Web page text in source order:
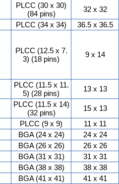
PLCC (30 x 30)
(84 pins)
32 x 32
PLCC (34 x 34) 36.5 x 36.5
PLCC (12.5 x 7.
3) (18 pins)
9 x 14
PLCC (11.5 x 11.
5) (28 pins)
13 x 13
PLCC (11.5 x 14)
(32 pins)
15 x 13
PLCC (9 x 9)
11 x 11
BGA (24 x 24)
24 x 24
BGA (26 x 26)
26 x 26
BGA (31 x 31)
31 x 31
BGA (38 x 38)
38 x 38
BGA (41 x 41)
41 x 41